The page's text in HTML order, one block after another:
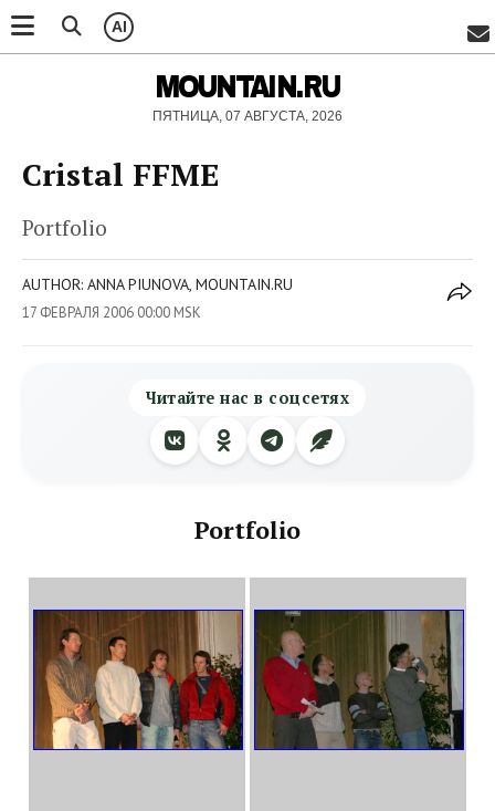
AI
MOUNTAIN.RU
ПЯТНИЦА, 07 АВГУСТА, 2026
Cristal FFME
Portfolio
AUTHOR: ANNA PIUNOVA, MOUNTAIN.RU
17 ФЕВРАЛЯ 2006 00:00 MSK
Читайте нас в соцсетях
Portfolio